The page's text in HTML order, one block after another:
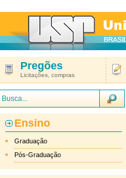
Pregões
Licitações, compras
Ensino
Graduação
Pós-Graduação